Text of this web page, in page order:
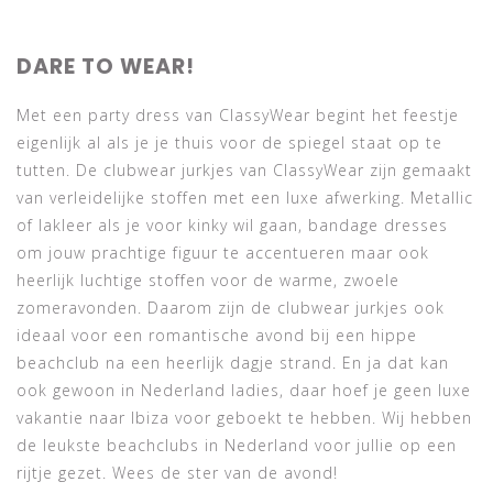
DARE TO WEAR!
Met een party dress van ClassyWear begint het feestje
eigenlijk al als je je thuis voor de spiegel staat op te
tutten. De clubwear jurkjes van ClassyWear zijn gemaakt
van verleidelijke stoffen met een luxe afwerking. Metallic
of lakleer als je voor kinky wil gaan, bandage dresses
om jouw prachtige figuur te accentueren maar ook
heerlijk luchtige stoffen voor de warme, zwoele
zomeravonden. Daarom zijn de clubwear jurkjes ook
ideaal voor een romantische avond bij een hippe
beachclub na een heerlijk dagje strand. En ja dat kan
ook gewoon in Nederland ladies, daar hoef je geen luxe
vakantie naar Ibiza voor geboekt te hebben. Wij hebben
de leukste beachclubs in Nederland voor jullie op een
rijtje gezet. Wees de ster van de avond!